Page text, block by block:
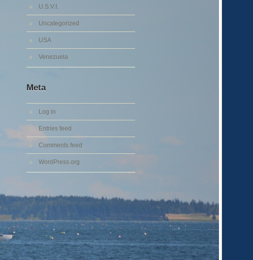
U.S.V.I.
Uncategorized
USA
Venezuela
Meta
Log in
Entries feed
Comments feed
WordPress.org